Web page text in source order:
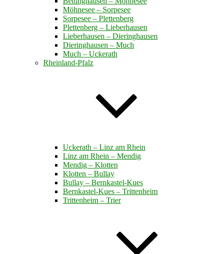
Möhnesee – Sorpesee
Sorpesee – Plettenberg
Plettenberg – Lieberhausen
Lieberhausen – Dieringhausen
Dieringhausen – Much
Much – Uckerath
Rheinland-Pfalz
Uckerath – Linz am Rhein
Linz am Rhein – Mendig
Mendig – Klotten
Klotten – Bullay
Bullay – Bernkastel-Kues
Bernkastel-Kues – Trittenheim
Trittenheim – Trier